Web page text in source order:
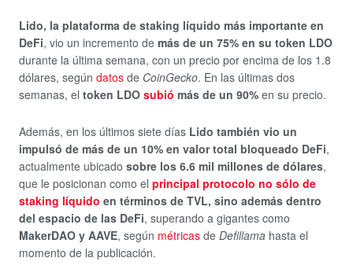
Lido, la plataforma de staking líquido más importante en
DeFi, vio un incremento de más de un 75% en su token LDO
durante la última semana, con un precio por encima de los 1.8
dólares, según datos de CoinGecko. En las últimas dos
semanas, el token LDO subió más de un 90% en su precio.
Además, en los últimos siete días Lido también vio un
impulsó de más de un 10% en valor total bloqueado DeFi,
actualmente ubicado sobre los 6.6 mil millones de dólares,
que le posicionan como el principal protocolo no sólo de
staking líquido en términos de TVL, sino además dentro
del espacio de las DeFi, superando a gigantes como
MakerDAO y AAVE, según métricas de Defillama hasta el
momento de la publicación.